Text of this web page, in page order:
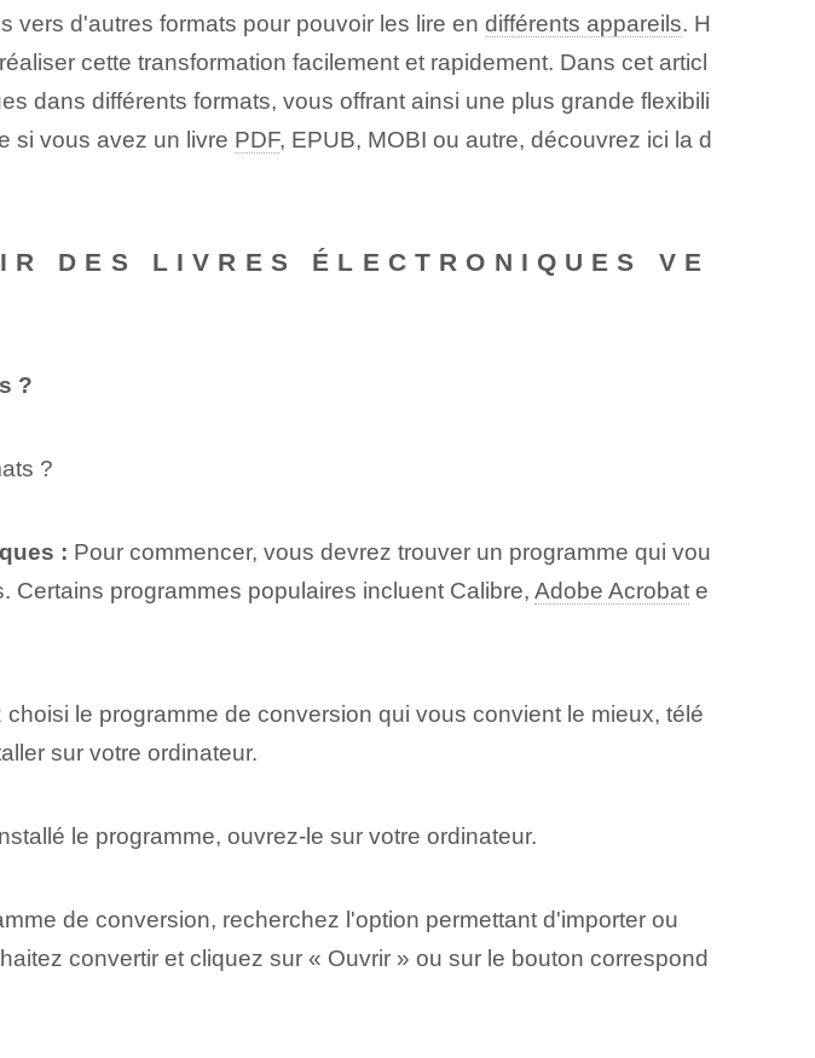
vers d'autres formats pour pouvoir les lire en différents appareils. H
cette transformation facilement et rapidement. Dans cet articl
dans différents formats, vous offrant ainsi une plus grande flexibili
si vous avez un livre PDF, EPUB, MOBI ou autre, découvrez ici la d
DES LIVRES ÉLECTRONIQUES VE
?
?
: Pour commencer, vous devrez trouver un programme qui vou
Certains programmes populaires incluent Calibre, Adobe Acrobate
le programme de conversion qui vous convient le mieux, télé
sur votre ordinateur.
le programme, ouvrez-le sur votre ordinateur.
de conversion, recherchez l'option permettant d'importer ou
convertir et cliquez sur « Ouvrir » ou sur le bouton correspond